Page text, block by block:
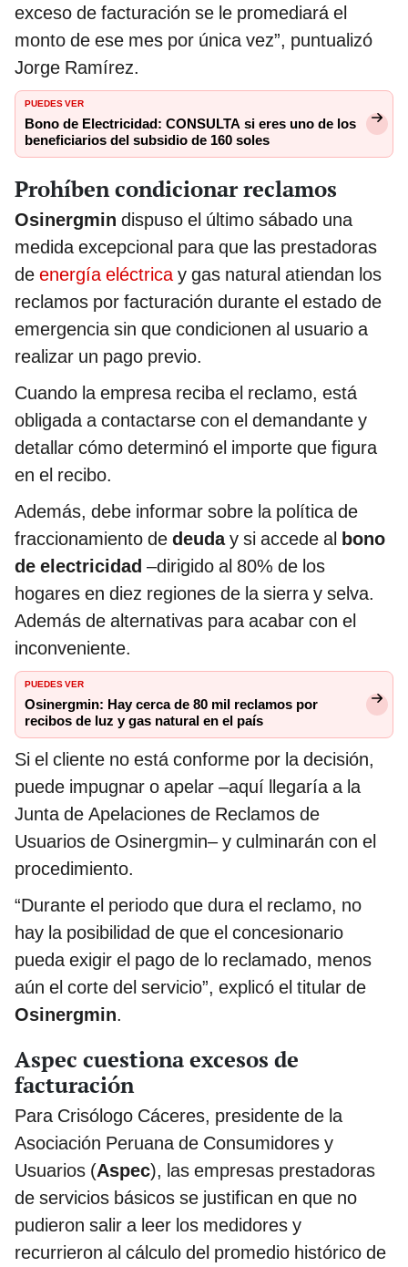
exceso de facturación se le promediará el
monto de ese mes por única vez”, puntualizó
Jorge Ramírez.
PUEDES VER
Bono de Electricidad: CONSULTA si eres uno de los
beneficiarios del subsidio de 160 soles
Prohíben condicionar reclamos
Osinergmin dispuso el último sábado una
medida excepcional para que las prestadoras
de energía eléctricay gas natural atiendan los
reclamos por facturación durante el estado de
emergencia sin que condicionen al usuario a
realizar un pago previo.
Cuando la empresa reciba el reclamo, está
obligada a contactarse con el demandante y
detallar cómo determinó el importe que figura
en el recibo.
Además, debe informar sobre la política de
fraccionamiento de deuday si accede al bono
de electricidad –dirigido al 80% de los
hogares en diez regiones de la sierra y selva.
Además de alternativas para acabar con el
inconveniente.
PUEDES VER
Osinergmin: Hay cerca de 80 mil reclamos por
recibos de luz y gas natural en el país
Si el cliente no está conforme por la decisión,
puede impugnar o apelar –aquí llegaría a la
Junta de Apelaciones de Reclamos de
Usuarios de Osinergmin– y culminarán con el
procedimiento.
“Durante el periodo que dura el reclamo, no
hay la posibilidad de que el concesionario
pueda exigir el pago de lo reclamado, menos
aún el corte del servicio”, explicó el titular de
Osinergmin.
Aspec cuestiona excesos de
facturación
Para Crisólogo Cáceres, presidente de la
Asociación Peruana de Consumidores y
Usuarios (Aspec), las empresas prestadoras
de servicios básicos se justifican en que no
pudieron salir a leer los medidores y
recurrieron al cálculo del promedio histórico de